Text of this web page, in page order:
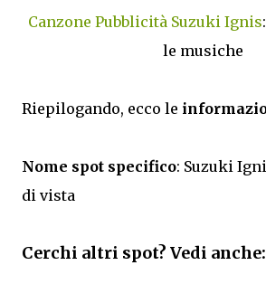
Canzone Pubblicità Suzuki Ignis
le musiche
Riepilogando, ecco le
Nome spot specifico: Suzuki
di vista
Cerchi altri spot? Vedi anche: